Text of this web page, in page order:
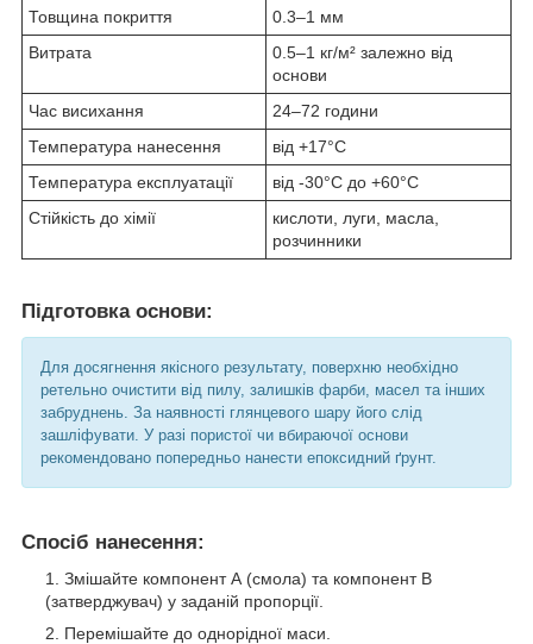
Товщина покриття
0.3–1 мм
Витрата
0.5–1 кг/м² залежно від
основи
Час висихання
24–72 години
Температура нанесення
від +17°C
Температура експлуатації
від -30°C до +60°C
Стійкість до хімії
кислоти, луги, масла,
розчинники
Підготовка основи:
Для досягнення якісного результату, поверхню необхідно
ретельно очистити від пилу, залишків фарби, масел та інших
забруднень. За наявності глянцевого шару його слід
зашліфувати. У разі пористої чи вбираючої основи
рекомендовано попередньо нанести епоксидний ґрунт.
Спосіб нанесення:
Змішайте компонент А (смола) та компонент В
(затверджувач) у заданій пропорції.
Перемішайте до однорідної маси.